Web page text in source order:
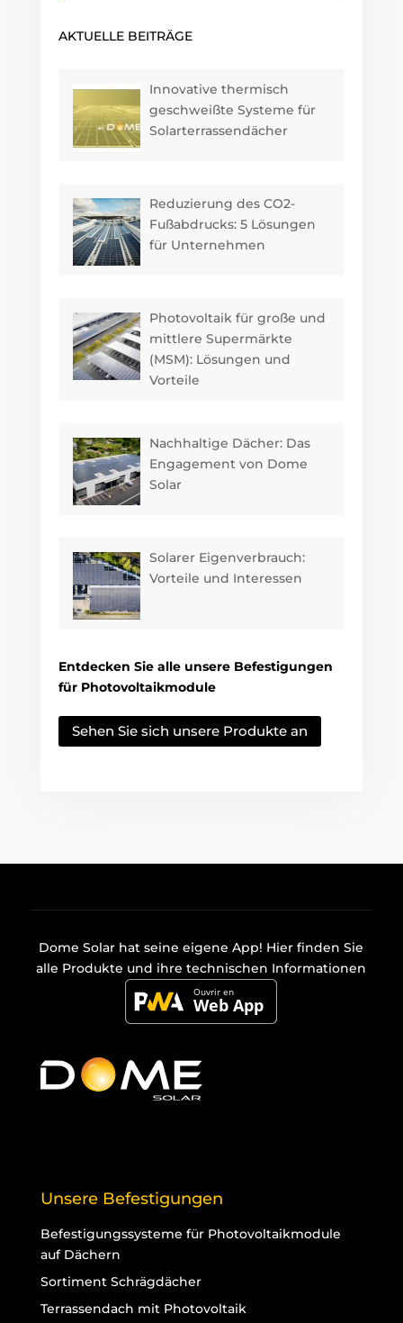
AKTUELLE BEITRÄGE
Innovative thermisch
geschweißte Systeme für
Solarterrassendächer
Reduzierung des CO2-
Fußabdrucks: 5 Lösungen
für Unternehmen
Photovoltaik für große und
mittlere Supermärkte
(MSM): Lösungen und
Vorteile
Nachhaltige Dächer: Das
Engagement von Dome
Solar
Solarer Eigenverbrauch:
Vorteile und Interessen
Entdecken Sie alle unsere Befestigungen
für Photovoltaikmodule
Sehen Sie sich unsere Produkte an
Dome Solar hat seine eigeneApp! Hier finden Sie
alle Produkte und ihre technischen Informationen
Unsere Befestigungen
Befestigungssysteme für Photovoltaikmodule
auf Dächern
Sortiment Schrägdächer
Terrassendach mit Photovoltaik